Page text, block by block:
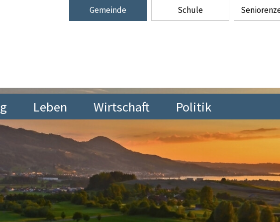
Gemeinde Schule
Leben Wirtschaft Politik